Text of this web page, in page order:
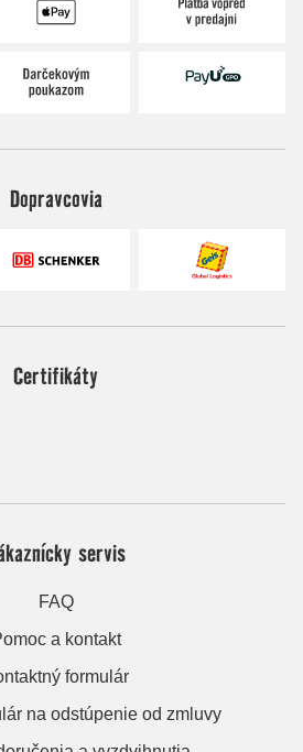
Dopravcovia
Certifikáty
servis
FAQ
a kontakt
formulár
na odstúpenie od zmluvy